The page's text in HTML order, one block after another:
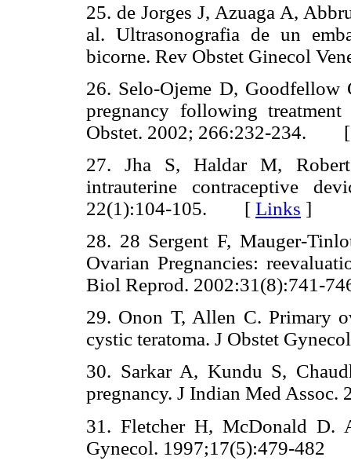
25. de Jorges J, Azuaga A,
al. Ultrasonografia de un
bicorne. Rev Obstet Ginecol
26. Selo-Ojeme D, Goodfellow
pregnancy following
Obstet. 2002; 266:232-234.
27. Jha S, Haldar M,
intrauterine contraceptive
22(1):104-105. [ Links ]
28. 28 Sergent F, Mauger-
Ovarian Pregnancies:
Biol Reprod.
29. Onon T, Allen C. Primary
cystic teratoma. J Obstet
30. Sarkar A, Kundu S,
pregnancy. J Indian Med
31. Fletcher H, McDonald D.
Gynecol. 1997;17(5):479-